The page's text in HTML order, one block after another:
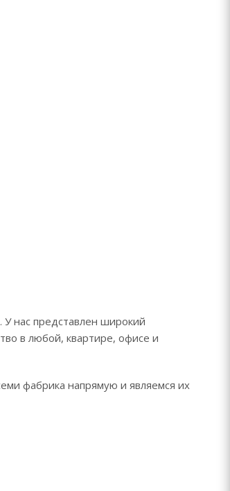
нас представлен широкий
в любой, квартире, офисе и
фабрика напрямую и являемся их